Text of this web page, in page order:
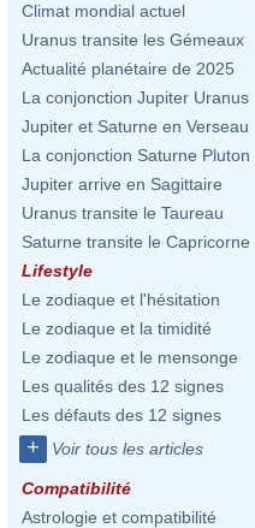
Climat mondial actuel
Uranus transite les Gémeaux
Actualité planétaire de 2025
La conjonction Jupiter Uranus
Jupiter et Saturne en Verseau
La conjonction Saturne Pluton
Jupiter arrive en Sagittaire
Uranus transite le Taureau
Saturne transite le Capricorne
Lifestyle
Le zodiaque et l'hésitation
Le zodiaque et la timidité
Le zodiaque et le mensonge
Les qualités des 12 signes
Les défauts des 12 signes
+ Voir tous les articles
Compatibilité
Astrologie et compatibilité